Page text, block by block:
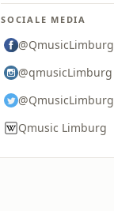
SOCIALE MEDIA
@QmusicLimburg
@qmusicLimburg
@QmusicLimburg
Qmusic Limburg